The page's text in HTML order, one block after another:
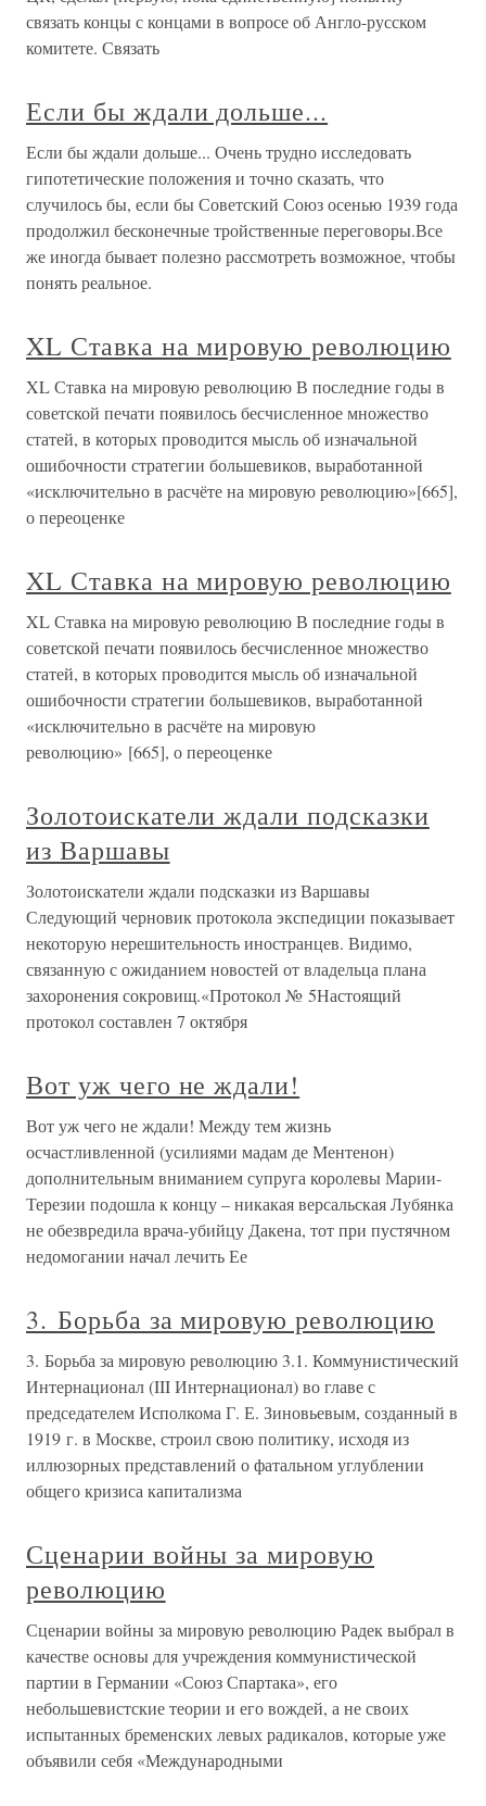
связать концы с концами в вопросе об Англо-русском
комитете. Связать
Если бы ждали дольше...
Если бы ждали дольше... Очень трудно исследовать
гипотетические положения и точно сказать, что
случилось бы, если бы Советский Союз осенью 1939 года
продолжил бесконечные тройственные переговоры.Все
же иногда бывает полезно рассмотреть возможное, чтобы
понять реальное.
XL Ставка на мировую революцию
XL Ставка на мировую революцию В последние годы в
советской печати появилось бесчисленное множество
статей, в которых проводится мысль об изначальной
ошибочности стратегии большевиков, выработанной
«исключительно в расчёте на мировую революцию»[665],
о переоценке
XL Ставка на мировую революцию
XL Ставка на мировую революцию В последние годы в
советской печати появилось бесчисленное множество
статей, в которых проводится мысль об изначальной
ошибочности стратегии большевиков, выработанной
«исключительно в расчёте на мировую
революцию» [665], о переоценке
Золотоискатели ждали подсказки
из Варшавы
Золотоискатели ждали подсказки из Варшавы
Следующий черновик протокола экспедиции показывает
некоторую нерешительность иностранцев. Видимо,
связанную с ожиданием новостей от владельца плана
захоронения сокровищ.«Протокол № 5Настоящий
протокол составлен 7 октября
Вот уж чего не ждали!
Вот уж чего не ждали! Между тем жизнь
осчастливленной (усилиями мадам де Ментенон)
дополнительным вниманием супруга королевы Марии-
Терезии подошла к концу – никакая версальская Лубянка
не обезвредила врача-убийцу Дакена, тот при пустячном
недомогании начал лечить Ее
3. Борьба за мировую революцию
3. Борьба за мировую революцию 3.1. Коммунистический
Интернационал (III Интернационал) во главе с
председателем Исполкома Г. Е. Зиновьевым, созданный в
1919 г. в Москве, строил свою политику, исходя из
иллюзорных представлений о фатальном углублении
общего кризиса капитализма
Сценарии войны за мировую
революцию
Сценарии войны за мировую революцию Радек выбрал в
качестве основы для учреждения коммунистической
партии в Германии «Союз Спартака», его
небольшевистские теории и его вождей, а не своих
испытанных бременских левых радикалов, которые уже
объявили себя «Международными